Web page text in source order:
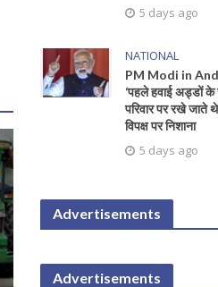
5 days ago
NATIONAL
PM Modi in
‘पहले हवाई अड्डों के
परिवार पर रखे जाते
विपक्ष पर निशाना
5 days ago
Advertisements
Advertisements